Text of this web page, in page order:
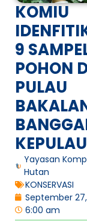
KOMIU
9
POHON
PULAU
Yayasan
Hutan
KONSERVASI
September
6:00 am